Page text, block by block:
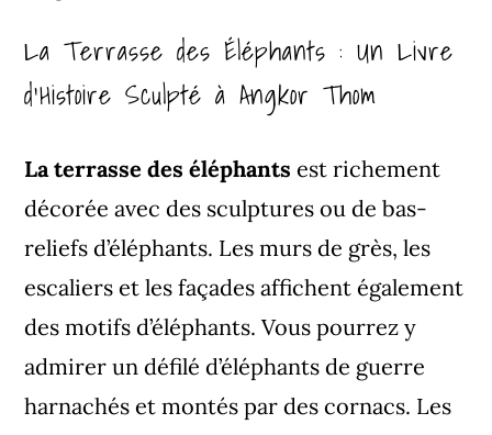
La Terrasse des Éléphants : Un Livre
d’Histoire Sculpté à Angkor Thom
La terrasse des éléphants est richement
décorée avec des sculptures ou de bas-
reliefs d’éléphants. Les murs de grès, les
escaliers et les façades affichent également
des motifs d’éléphants. Vous pourrez y
admirer un défilé d’éléphants de guerre
harnachés et montés par des cornacs. Les